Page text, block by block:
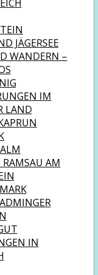
JÄGERSEE
WANDERN –
IM
LAND
AM
IN